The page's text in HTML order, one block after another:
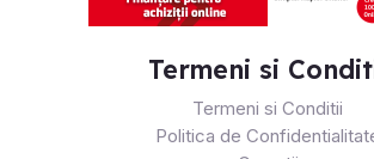
Termeni si
Termeni si Conditii
Politica de